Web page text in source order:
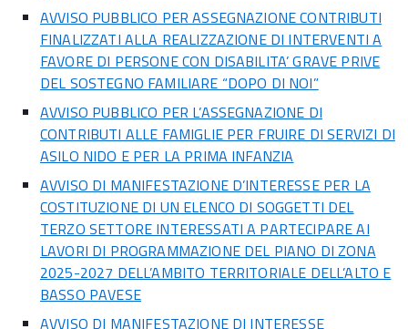
AVVISO PUBBLICO PER ASSEGNAZIONE CONTRIBUTI
FINALIZZATI ALLA REALIZZAZIONE DI INTERVENTI A
FAVORE DI PERSONE CON DISABILITA’ GRAVE PRIVE
DEL SOSTEGNO FAMILIARE “DOPO DI NOI”
AVVISO PUBBLICO PER L’ASSEGNAZIONE DI
CONTRIBUTI ALLE FAMIGLIE PER FRUIRE DI SERVIZI DI
ASILO NIDO E PER LA PRIMA INFANZIA
AVVISO DI MANIFESTAZIONE D’INTERESSE PER LA
COSTITUZIONE DI UN ELENCO DI SOGGETTI DEL
TERZO SETTORE INTERESSATI A PARTECIPARE AI
LAVORI DI PROGRAMMAZIONE DEL PIANO DI ZONA
2025-2027 DELL’AMBITO TERRITORIALE DELL’ALTO E
BASSO PAVESE
AVVISO DI MANIFESTAZIONE DI INTERESSE